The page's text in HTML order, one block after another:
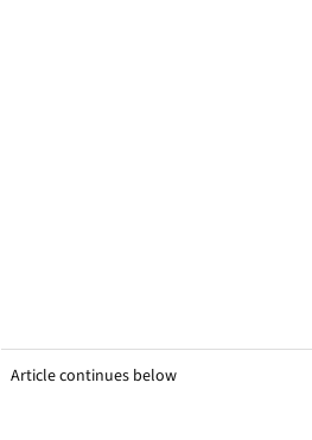
Article continues below